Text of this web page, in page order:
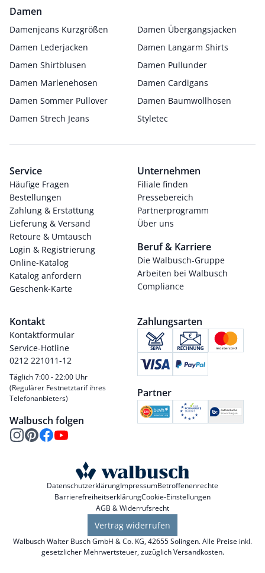
Damen
Damenjeans Kurzgrößen
Damen Übergangsjacken
Damen Lederjacken
Damen Langarm Shirts
Damen Shirtblusen
Damen Pullunder
Damen Marlenehosen
Damen Cardigans
Damen Sommer Pullover
Damen Baumwollhosen
Damen Strech Jeans
Styletec
Service
Häufige Fragen
Bestellungen
Zahlung & Erstattung
Lieferung & Versand
Retoure & Umtausch
Login & Registrierung
Online-Katalog
Katalog anfordern
Geschenk-Karte
Unternehmen
Filiale finden
Pressebereich
Partnerprogramm
Über uns
Beruf & Karriere
Die Walbusch-Gruppe
Arbeiten bei Walbusch
Compliance
Kontakt
Kontaktformular
Service-Hotline
0212 221011-12
Täglich 7:00 - 22:00 Uhr
(Regulärer Festnetztarif ihres
Telefonanbieters)
Walbusch folgen
Zahlungsarten
Partner
DatenschutzerklärungImpressumBetroffenenrechte
BarrierefreiheitserklärungCookie-Einstellungen
AGB & Widerrufsrecht
Vertrag widerrufen
Walbusch Walter Busch GmbH & Co. KG, 42655 Solingen. Alle Preise inkl.
gesetzlicher Mehrwertsteuer, zuzüglichVersandkosten.